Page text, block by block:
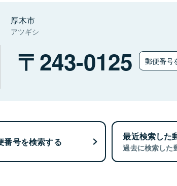
厚木市
アツギシ
243-0125 郵便番号
番号を検索する 最近検索した
過去に検索した